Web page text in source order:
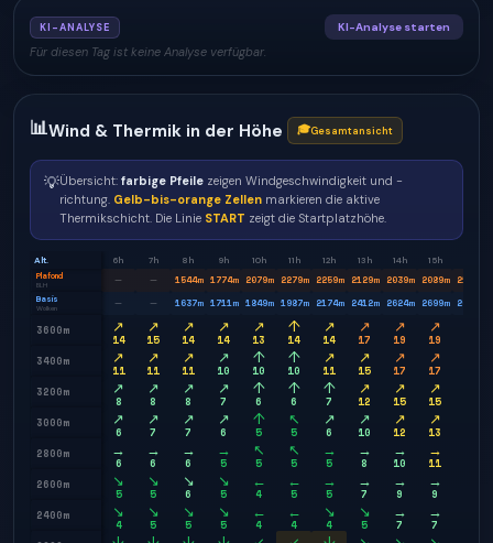
KI-ANALYSE KI-Analyse starten
Für diesen Tag ist keine Analyse verfügbar.
📊Wind & Thermik in der Höhe 🎓Gesamtansicht
💡Übersicht: farbige Pfeile zeigen Windgeschwindigkeit und -
richtung. Gelb-bis-orange Zellen markieren die aktive
Thermikschicht. Die Linie START zeigt die Startplatzhöhe.
Alt. 6h 7h 8h 9h 10h 11h 12h 13h 14h 15h
Plafond
BLH — — 1544m 1774m 2079m 2279m 2259m 2129m 2039m 2089m 2179
Basis
Wolken — — 1637m 1711m 1849m 1987m 2174m 2412m 2624m 2699m 2674
3600m ↗
14
↗
15
↗
14
↗
14
↗
13
↑
14
↗
14
↗
17
↗
19
↗
19
3400m
↗
11
↗
11
↗
11
↗
10
↑
10
↑
10
↗
11
↗
15
↗
17
↗
17
3200m
↗
8
↗
8
↗
8
↗
7
↑
6
↑
6
↑
7
↗
12
↗
15
↗
15
3000m
↗
6
↗
7
↗
7
↗
6
↑
5
↖
5
↗
6
↗
10
↗
12
↗
13
2800m
→
6
→
6
→
6
→
5
↖
5
↖
5
→
5
→
8
→
10
→
11
2600m
↘
5
↘
5
↘
6
↘
5
←
4
←
5
→
5
→
7
→
9
→
9
2400m
↘
4
↘
5
↘
5
↘
5
←
4
←
4
↘
4
↘
5
→
7
→
7